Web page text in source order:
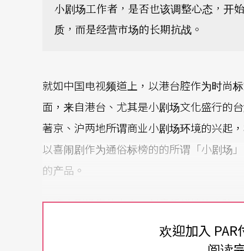
小剧场工作者，是否也该调整心态，开
质，而是经营市场的长期抗战。
就如中国电视频道上，以港台腔作为时尚
面，来自港台、尤其是小剧场文化盛行的
著京、沪两地所谓商业小剧场环境的兴起
以喜闹剧作为通俗标榜的的所谓「小剧场
的产品。
台湾小剧场集体出击，创意新鲜惊艳大陆
这故事，要从五年多前开始说起。
欢迎加入